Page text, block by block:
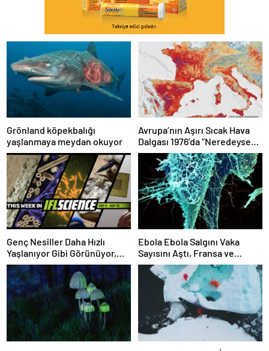
Grönland köpekbalığı
yaşlanmaya meydan okuyor
Avrupa’nın Aşırı Sıcak Hava
Dalgası 1976’da “Neredeyse
İmkansız” Olacaktı
Genç Nesiller Daha Hızlı
Yaşlanıyor Gibi Görünüyor,
SETI Neden Henüz Uzaylı
Sinyali Tespit Etmediğimizi
ve Çok Daha Fazlasını Bu
Hafta Çözmüş Olabilir
Ebola Ebola Salgını Vaka
Sayısını Aştı, Fransa ve
Uganda’da Tespit Edildi